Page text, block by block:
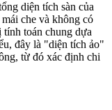
diện tích sàn của
che và không có
toán chung dựa
đây là "diện tích ảo"
từ đó xác định chi